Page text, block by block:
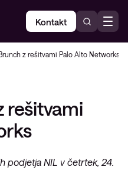
Kontakt
z rešitvami Palo Alto Networks
rešitvami
podjetja NIL v četrtek, 24.